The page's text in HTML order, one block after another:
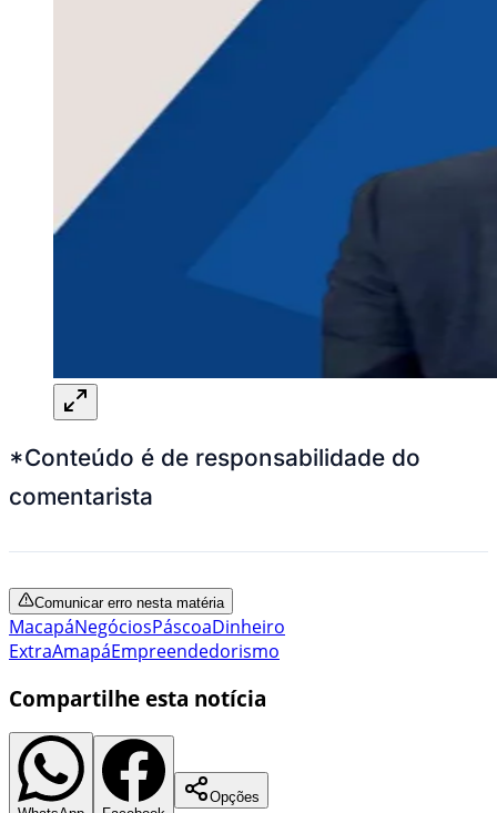
*Conteúdo é de responsabilidade do
comentarista
Comunicar erro nesta matéria
MacapáNegóciosPáscoaDinheiro
ExtraAmapáEmpreendedorismo
Compartilhe esta notícia
Opções